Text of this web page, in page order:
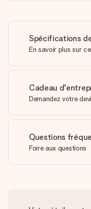
Spécifications
En savoir plus sur
Cadeau
Demandez votre
Questions
Foire aux questions